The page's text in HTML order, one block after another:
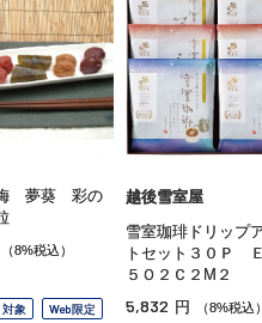
夢葵 彩の
（8%税込）
対象 Web限定
越後雪室屋
雪室珈琲ドリップ
トセット３０Ｐ
５Ｏ２Ｃ２М２
5,832 円 （8%税込